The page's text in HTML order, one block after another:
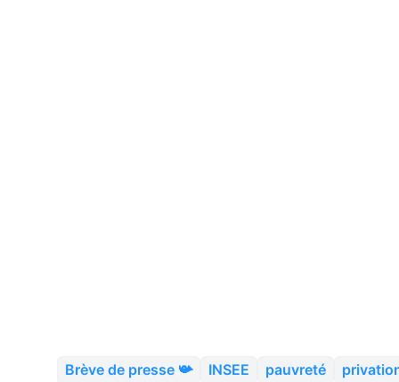
Brève de presse 📯 INSEE pauvreté